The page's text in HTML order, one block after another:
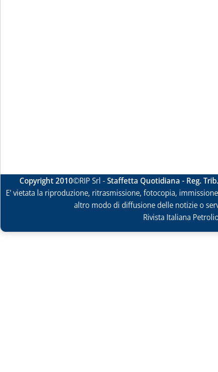
Copyright 2010©RIP Srl -Staffetta Quotidiana - Reg.
E' vietata la riproduzione, ritrasmissione, fotocopia,
altro modo di diffusione delle notizie o
Rivista Italiana